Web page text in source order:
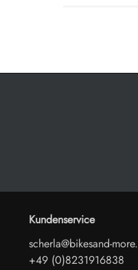
Kundenservice
scherla@bikesand-
+49 (0)8231916838